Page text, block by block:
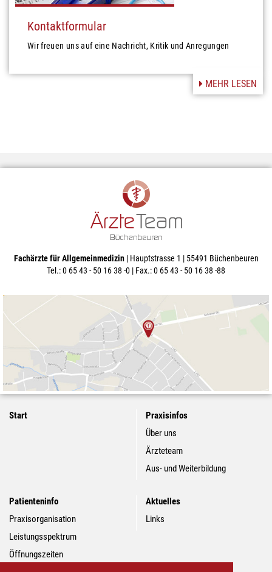
Kontaktformular
Wir freuen uns auf eine Nachricht, Kritik und Anregungen
MEHR LESEN
Fachärzte für Allgemeinmedizin| Hauptstrasse 1 | 55491 Büchenbeuren
Tel.: 0 65 43 - 50 16 38 -0 | Fax.: 0 65 43 - 50 16 38 -88
Start
Praxisinfos
Über uns
Ärzteteam
Aus- und Weiterbildung
Patienteninfo
Praxisorganisation
Leistungsspektrum
Öffnungszeiten
Aktuelles
Links